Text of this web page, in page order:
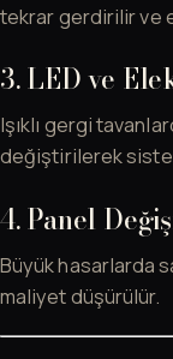
tekrar gerdirilir ve
3. LED ve
Işıklı gergi
değiştirilerek
4. Panel
Büyük hasarlarda
maliyet düşürülür.